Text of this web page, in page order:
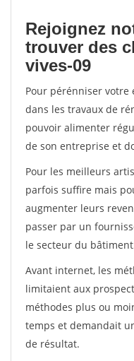
Rejoignez
trouver des
vives-09
Pour pérénniser
dans les travaux de
pouvoir alimenter
de son entreprise et
Pour les meilleurs
parfois suffire mais
augmenter leurs
passer par un
le secteur du
Avant internet, les
limitaient aux
méthodes plus ou
temps et demandait
de résultat.